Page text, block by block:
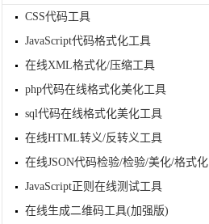
CSS代码工具
JavaScript代码格式化工具
在线XML格式化/压缩工具
php代码在线格式化美化工具
sql代码在线格式化美化工具
在线HTML转义/反转义工具
在线JSON代码检验/检验/美化/格式化
JavaScript正则在线测试工具
在线生成二维码工具(加强版)